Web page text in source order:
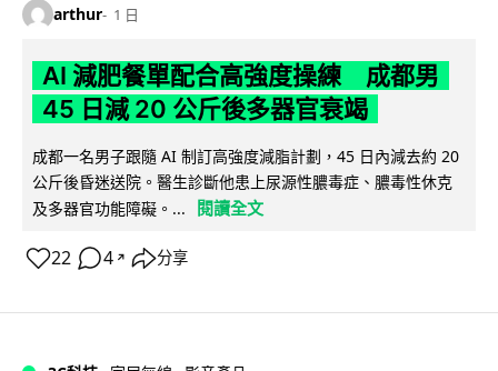
arthur 1 日
AI 減肥餐單配合高強度操練 成都男
45 日減 20 公斤後多器官衰竭
成都一名男子跟隨 AI 制訂高強度減脂計劃，45 日內減去約 20
公斤後昏迷送院。醫生診斷他患上尿源性膿毒症、膿毒性休克
及多器官功能障礙。...
閱讀全文
22 4 ↗ 分享